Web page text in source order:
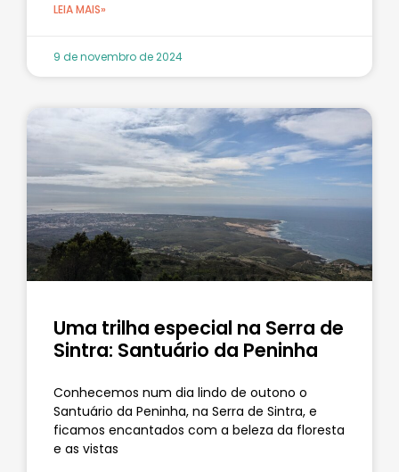
LEIA MAIS»
9 de novembro de 2024
Uma trilha especial na Serra de
Sintra: Santuário da Peninha
Conhecemos num dia lindo de outono o
Santuário da Peninha, na Serra de Sintra, e
ficamos encantados com a beleza da floresta
e as vistas